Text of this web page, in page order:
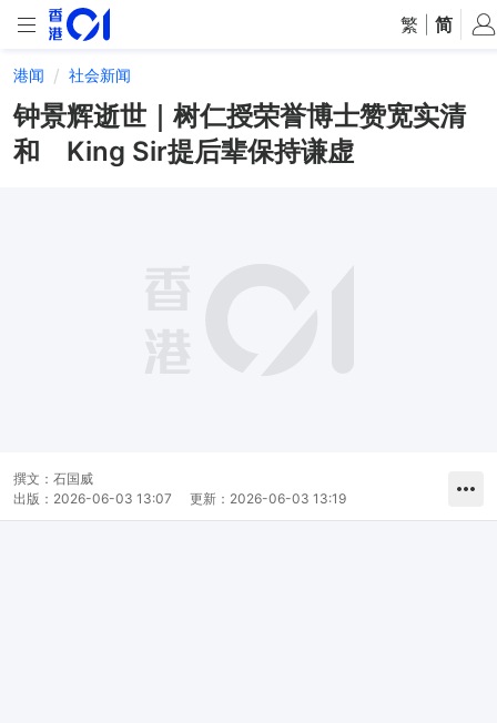
繁 简
港闻 社会新闻
钟景辉逝世｜树仁授荣誉博士赞宽实清
和 King Sir提后辈保持谦虚
撰文： 石国威
出版： 2026-06-03 13:07 更新： 2026-06-03 13:19